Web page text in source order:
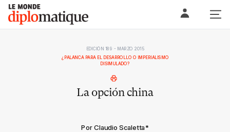
Skip
content
Le monde diplomatique
EDICIÓN 189 - MARZO 2015
¿PALANCA PARA EL DESARROLLO O IMPERIALISMO
DISIMULADO?
La opción china
Por Claudio Scaletta*